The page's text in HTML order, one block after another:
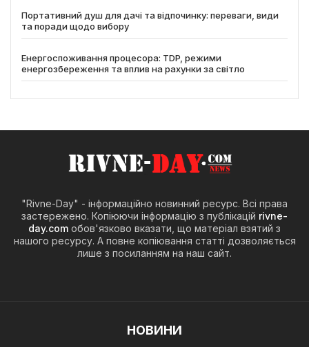
Портативний душ для дачі та відпочинку: переваги, види
та поради щодо вибору
Енергоспоживання процесора: TDP, режими
енергозбереження та вплив на рахунки за світло
"Rivne-Day" - інформаційно новинний ресурс. Всі права
застережено. Копіюючи інформацію з публікацій rivne-
day.com обов'язково вказати, що матеріал взятий з
нашого ресурсу. А повне копіювання статті дозволяється
лише з посиланням на наш сайт.
НОВИНИ